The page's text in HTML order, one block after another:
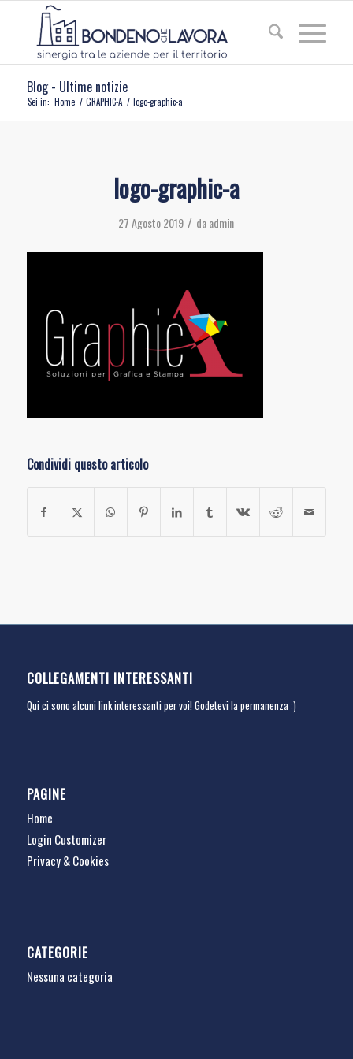
Blog - Ultime notizie
Sei in: Home / GRAPHIC-A / logo-graphic-a
logo-graphic-a
27 Agosto 2019 / daadmin
Condividi questo articolo
COLLEGAMENTI INTERESSANTI
Qui ci sono alcuni link interessanti per voi! Godetevi la permanenza :)
PAGINE
Home
Login Customizer
Privacy & Cookies
CATEGORIE
Nessuna categoria